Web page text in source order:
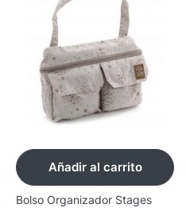
Añadir al carrito
Bolso Organizador Stages